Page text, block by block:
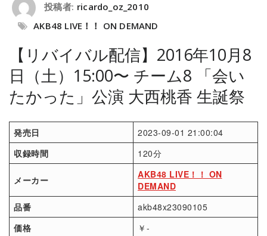
投稿者: ricardo_oz_2010
AKB48 LIVE！！ ON DEMAND
【リバイバル配信】2016年10月8
日（土）15:00〜 チーム8 「会い
たかった」公演 大西桃香 生誕祭
発売日
2023-09-01 21:00:04
収録時間
120分
メーカー
AKB48 LIVE！！ ON
DEMAND
品番
akb48x23090105
価格
￥-